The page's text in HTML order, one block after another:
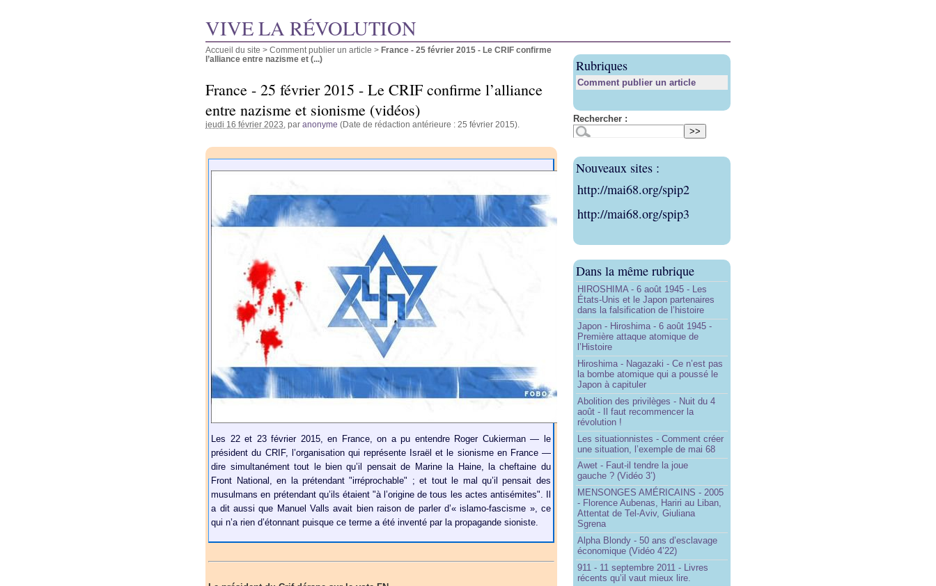
VIVE LA RÉVOLUTION
Accueil du site > Comment publier un article > France - 25 février 2015 - Le CRIF confirme
l’alliance entre nazisme et (...)
France - 25 février 2015 - Le CRIF confirme l’alliance
entre nazisme et sionisme (vidéos)
jeudi 16 février 2023 , par anonyme (Date de rédaction antérieure : 25 février 2015).
Les 22 et 23 février 2015, en France, on a pu entendre Roger Cukierman — le
président du CRIF, l’organisation qui représente Israël et le sionisme en France —
dire simultanément tout le bien qu’il pensait de Marine la Haine, la cheftaine du
Front National, en la prétendant "irréprochable" ; et tout le mal qu’il pensait des
musulmans en prétendant qu’ils étaient "à l’origine de tous les actes antisémites". Il
a dit aussi que Manuel Valls avait bien raison de parler d’« islamo-fascisme », ce
qui n’a rien d’étonnant puisque ce terme a été inventé par la propagande sioniste.
Rubriques
Comment publier un article
Rechercher :
Nouveaux sites :
http://mai68.org/spip2
http://mai68.org/spip3
Dans la même rubrique
HIROSHIMA - 6 août 1945 - Les
États-Unis et le Japon partenaires
dans la falsification de l’histoire
Japon - Hiroshima - 6 août 1945 -
Première attaque atomique de
l’Histoire
Hiroshima - Nagazaki - Ce n’est pas
la bombe atomique qui a poussé le
Japon à capituler
Abolition des privilèges - Nuit du 4
août - Il faut recommencer la
révolution !
Les situationnistes - Comment créer
une situation, l’exemple de mai 68
Awet - Faut-il tendre la joue
gauche ? (Vidéo 3’)
MENSONGES AMÉRICAINS - 2005
- Florence Aubenas, Hariri au Liban,
Attentat de Tel-Aviv, Giuliana
Sgrena
Alpha Blondy - 50 ans d’esclavage
économique (Vidéo 4’22)
911 - 11 septembre 2011 - Livres
récents qu’il vaut mieux lire.